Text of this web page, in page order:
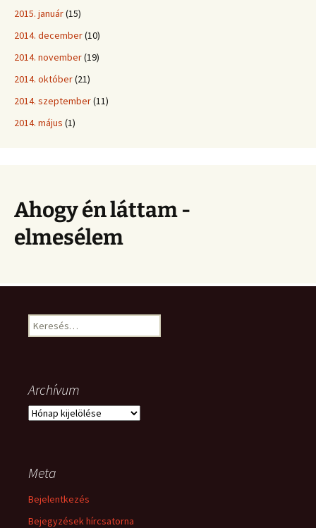
2015. január(15)
2014. december(10)
2014. november(19)
2014. október(21)
2014. szeptember(11)
2014. május (1)
Ahogy én láttam -
elmesélem
Keresés:
Archívum
Archívum
Meta
Bejelentkezés
Bejegyzések hírcsatorna